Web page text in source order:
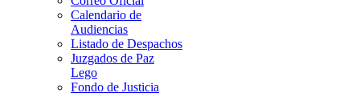
Calendario de
Audiencias
Listado de Despachos
Juzgados de Paz
Lego
Fondo de Justicia